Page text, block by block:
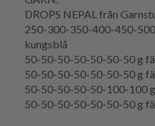
DROPS NEPAL från
250-300-350-400-450-
kungsblå
50-50-50-50-50-50-50 g
50-50-50-50-50-50-50 g
50-50-50-50-50-100-100
50-50-50-50-50-50-50 g